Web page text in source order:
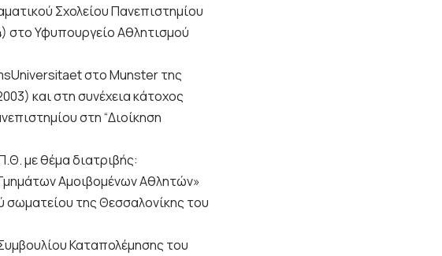
Σχολείου Πανεπιστημίου
στο Υφυπουργείο Αθλητισμού
στο Munster της
και στη συνέχεια κάτοχος
στη “Διοίκηση
με θέμα διατριβής:
Αμοιβομένων Αθλητών»
σωματείου της Θεσσαλονίκης του
Καταπολέμησης του